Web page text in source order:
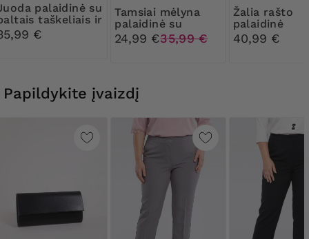
su
taškeliais ir
€
Tamsiai mėlyna
palaidinė su
geltonomis
gėlėmis ir
24,99 €35,99 €
Žalia rašto
palaidinė
40,99 €
Papildykite įvaizdį